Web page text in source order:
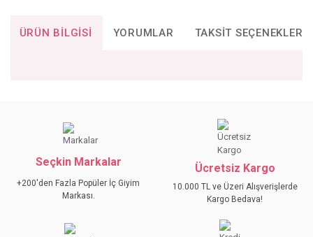
ÜRÜN BILGISI YORUMLAR TAKSIT SEÇENEKLERI
kullanarak tarafımıza iletebilirsiniz.
Görüş ve önerileriniz için teşekkür ederiz.
Ürün açıklamasında eksik bilgiler bulunuyor.
Ürün fiyatı diğer sitelerden daha pahalı.
Seçkin Markalar
+200'den Fazla Popüler İç Giyim
Markası.
Ücretsiz Kargo
10.000 TL ve Üzeri Alışverişlerde
Kargo Bedava!